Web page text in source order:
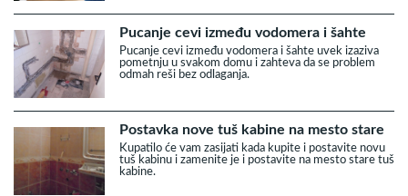
Pucanje cevi između vodomera i šahte
Pucanje cevi između vodomera i šahte uvek izaziva
pometnju u svakom domu i zahteva da se problem
odmah reši bez odlaganja.
Postavka nove tuš kabine na mesto stare
Kupatilo će vam zasijati kada kupite i postavite novu
tuš kabinu i zamenite je i postavite na mesto stare tuš
kabine.